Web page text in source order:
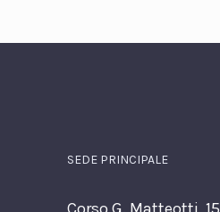
SEDE PRINCIPALE